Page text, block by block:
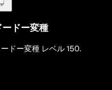
ードー変種
ードー変種 レベル150.